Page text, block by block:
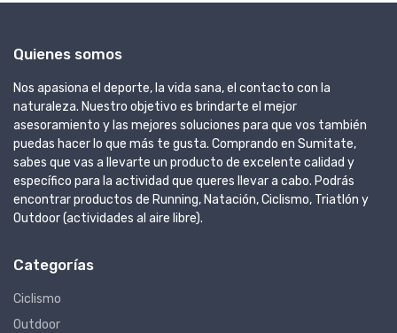
Quienes somos
Nos apasiona el deporte, la vida sana, el contacto con la
naturaleza. Nuestro objetivo es brindarte el mejor
asesoramiento y las mejores soluciones para que vos también
puedas hacer lo que más te gusta. Comprando en Sumitate,
sabes que vas a llevarte un producto de excelente calidad y
específico para la actividad que queres llevar a cabo. Podrás
encontrar productos de Running, Natación, Ciclismo, Triatlón y
Outdoor (actividades al aire libre).
Categorías
Ciclismo
Outdoor